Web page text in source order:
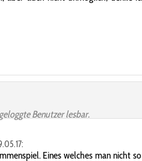
Benutzer lesbar.
Eines welches man nicht